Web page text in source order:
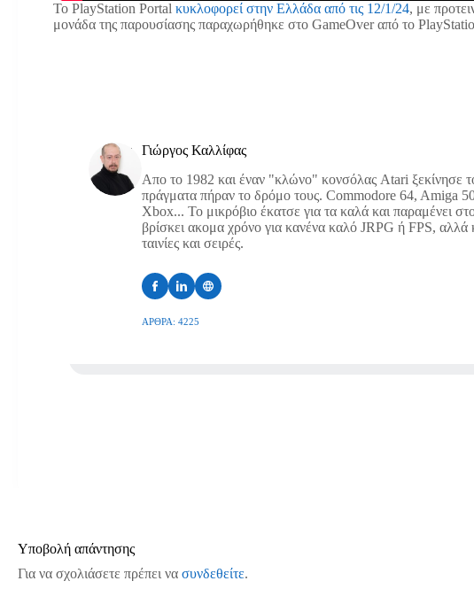
Το PlayStation Portal κυκλοφορεί στην Ελλάδα από τις 12/1/24, με
μονάδα της παρουσίασης παραχωρήθηκε στο GameOver από το
Γιώργος Καλλίφας
Απο το 1982 και έναν "κλώνο" κονσόλας Atari ξεκίνησε
πράγματα πήραν το δρόμο τους. Commodore 64, Amiga
Xbox... Το μικρόβιο έκατσε για τα καλά και παραμένει
βρίσκει ακομα χρόνο για κανένα καλό JRPG ή FPS, αλλά
ταινίες και σειρές.
ΆΡΘΡΑ: 4225
Υποβολή απάντησης
Για να σχολιάσετε πρέπει να συνδεθείτε.